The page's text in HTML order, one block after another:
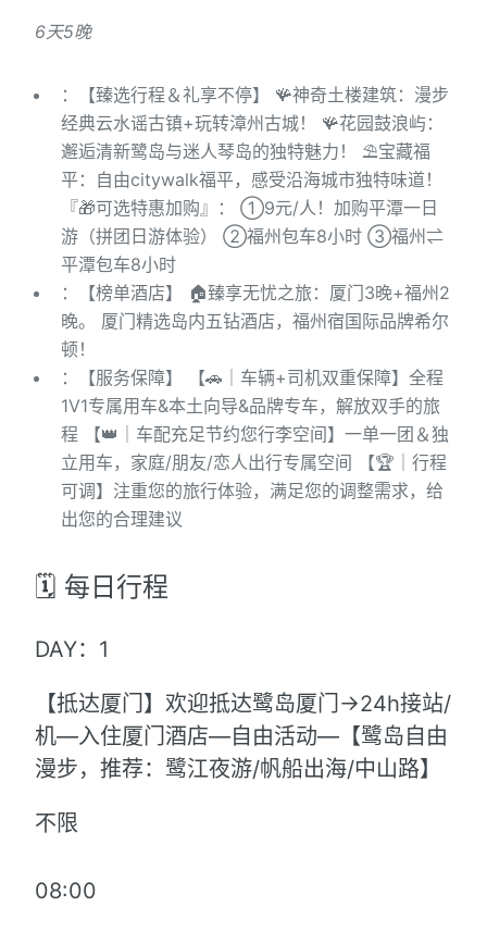
6天5晚
：【臻选行程＆礼享不停】 🪸神奇土楼建筑：漫步
经典云水谣古镇+玩转漳州古城！ 🪸花园鼓浪屿：
邂逅清新鹭岛与迷人琴岛的独特魅力！ ⛱宝藏福
平：自由citywalk福平，感受沿海城市独特味道！
『🎁可选特惠加购』： ①9元/人！加购平潭一日
游（拼团日游体验） ②福州包车8小时 ③福州⇌
平潭包车8小时
：【榜单酒店】 🏠臻享无忧之旅：厦门3晚+福州2
晚。 厦门精选岛内五钻酒店，福州宿国际品牌希尔
顿！
：【服务保障】 【🚗｜车辆+司机双重保障】全程
1V1专属用车&本土向导&品牌专车，解放双手的旅
程 【👑｜车配充足节约您行李空间】一单一团＆独
立用车，家庭/朋友/恋人出行专属空间 【🏆｜行程
可调】注重您的旅行体验，满足您的调整需求，给
出您的合理建议
🗓️ 每日行程
DAY：1
【抵达厦门】欢迎抵达鹭岛厦门→24h接站/
机—入住厦门酒店—自由活动—【鹭岛自由
漫步，推荐：鹭江夜游/帆船出海/中山路】
不限
08:00